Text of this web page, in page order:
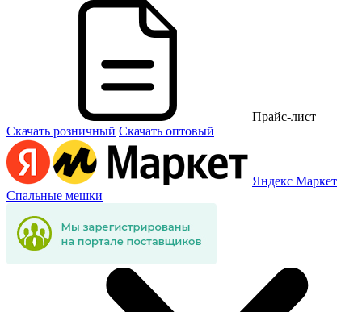
Прайс-лист
Скачать розничный Скачать оптовый
Яндекс Маркет
Спальные мешки